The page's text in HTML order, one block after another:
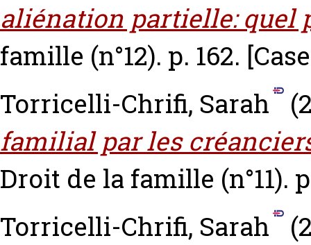
aliénation partielle: quel
famille (n°12). p. 162.
Torricelli-Chrifi, Sarah
familial par les
Droit de la famille (n°11).
Torricelli-Chrifi, Sarah